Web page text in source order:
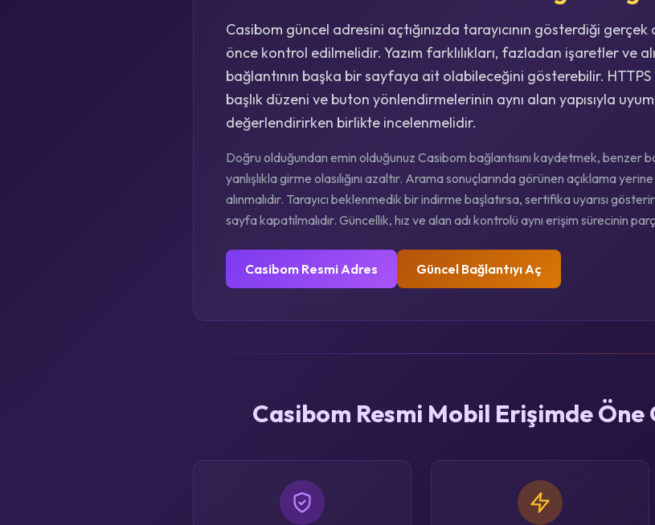
Casibom güncel adresini açtığınızda tarayıcının gösterdiği gerçek
önce kontrol edilmelidir. Yazım farklılıkları, fazladan işaretler ve
bağlantının başka bir sayfaya ait olabileceğini gösterebilir.
başlık düzeni ve buton yönlendirmelerinin aynı alan yapısıyla
değerlendirirken birlikte incelenmelidir.
Doğru olduğundan emin olduğunuz Casibom bağlantısını kaydetmek, benzer
yanlışlıkla girme olasılığını azaltır. Arama sonuçlarında görünen açıklama
alınmalıdır. Tarayıcı beklenmedik bir indirme başlatırsa, sertifika uyarısı
sayfa kapatılmalıdır. Güncellik, hız ve alan adı kontrolü aynı erişim sürecinin
Casibom Resmi Adres Güncel Bağlantıyı Aç
Casibom Resmi Mobil Erişimde Öne